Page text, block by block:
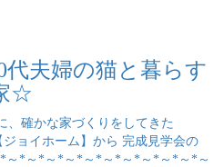
夫婦の猫と暮らす
☆
、確かな家づくりをしてきた
ョイホーム】から 完成見学会の
*～*～*～*～*～*～*～*～*～*～